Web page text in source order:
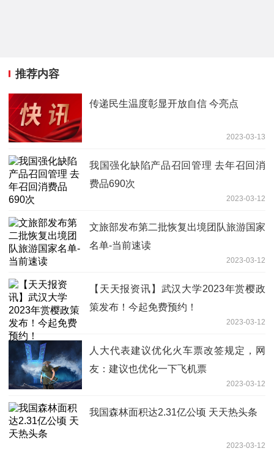
推荐内容
传递民生温度彰显开放自信 今亮点
2023-03-13
我国强化缺陷产品召回管理 去年召回消
费品690次
2023-03-12
文旅部发布第二批恢复出境团队旅游国家
名单-当前速读
2023-03-12
【天天报资讯】武汉大学2023年赏樱政
策发布！今起免费预约！
2023-03-12
人大代表建议优化火车票改签规定，网
友：建议也优化一下飞机票
2023-03-12
我国森林面积达2.31亿公顷 天天热头条
2023-03-12